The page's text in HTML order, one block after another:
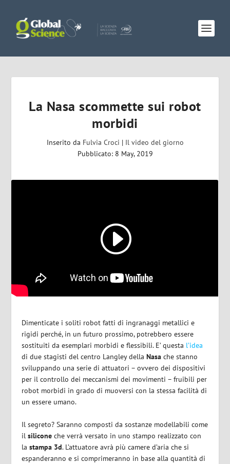
La Nasa scommette sui robot
morbidi
Inserito da Fulvia Croci | Il video del giorno
Pubblicato: 8 May, 2019
Dimenticate i soliti robot fatti di ingranaggi metallici e
rigidi perché, in un futuro prossimo, potrebbero essere
sostituiti da esemplari morbidi e flessibili. E’ questa l’idea
di due stagisti del centro Langley dellaNasa che stanno
sviluppando una serie di attuatori –ovvero dei dispositivi
per il controllo dei meccanismi dei movimenti – fruibili per
robot morbidi in grado di muoversi con la stessa facilità di
un essere umano.
Il segreto? Saranno composti da sostanze modellabili come
ilsilicone che verrà versato in uno stampo realizzato con
la stampa 3d. L’attuatore avrà più camere d’aria che si
espanderanno e si comprimeranno in base alla quantità di